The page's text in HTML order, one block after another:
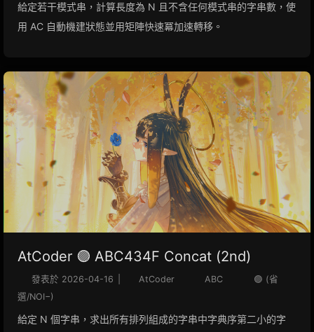
給定若干模式串，計算長度為 N 且不含任何模式串的字串數，使
用 AC 自動機建狀態並用矩陣快速冪加速轉移。
AtCoder 🟣 ABC434F Concat (2nd)
發表於 2026-04-16 AtCoder ABC
🟣 (省
選/NOI−)
給定 N 個字串，求出所有排列組成的字串中字典序第二小的字